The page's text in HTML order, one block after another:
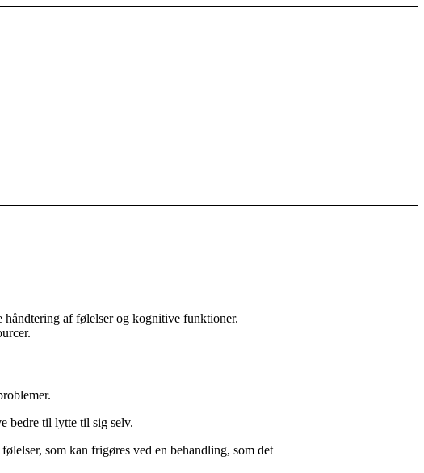
håndtering af følelser og kognitive funktioner.
bedre til lytte til sig selv.
som kan frigøres ved en behandling, som det